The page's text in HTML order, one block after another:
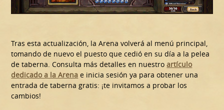
Tras esta actualización, la Arena volverá al menú principal,
tomando de nuevo el puesto que cedió en su día a la pelea
de taberna. Consulta más detalles en nuestroartículo
dedicado a la Arena e inicia sesión ya para obtener una
entrada de taberna gratis: ¡te invitamos a probar los
cambios!